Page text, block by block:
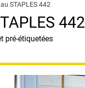
STAPLES 442
442
pré-étiquetées